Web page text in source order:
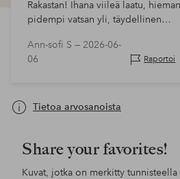
Rakastan! Ihana viileä laatu, hieman
pidempi vatsan yli, täydellinen
sellaisenaan. Etunappi tekee siitä
hieman elegantin.
Ann-sofi S — 2026-06-
06
Raportoi
Tietoa arvosanoista
Share your favorites!
Kuvat, jotka on merkitty tunnisteella